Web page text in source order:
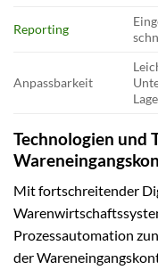
Reporting
Anpassbarkeit
Technologien und
Mit fortschreitender
Prozessautomation
der